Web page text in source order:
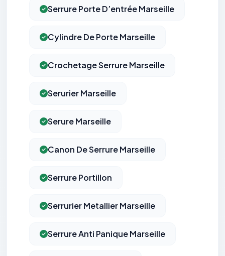
Serrure Porte D’entrée Marseille
Cylindre De Porte Marseille
Crochetage Serrure Marseille
Serurier Marseille
Serure Marseille
Canon De Serrure Marseille
Serrure Portillon
Serrurier Metallier Marseille
Serrure Anti Panique Marseille